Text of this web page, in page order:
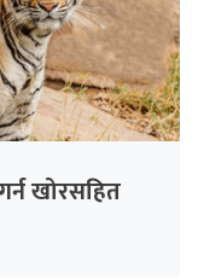
खोरसहित